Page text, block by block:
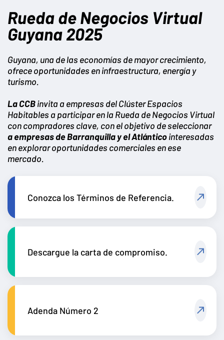
Rueda de Negocios Virtual
Guyana 2025
Guyana, una de las economías de mayor crecimiento,
ofrece oportunidades en infraestructura, energía y
turismo.
La CCBinvita a empresas del Clúster Espacios
Habitables a participar en la Rueda de Negocios Virtual
con compradores clave, con el objetivo de seleccionar
a empresas de Barranquilla y el Atlánticointeresadas
en explorar oportunidades comerciales en ese
mercado.
Conozca los Términos de Referencia.
Descargue la carta de compromiso.
Adenda Número 2